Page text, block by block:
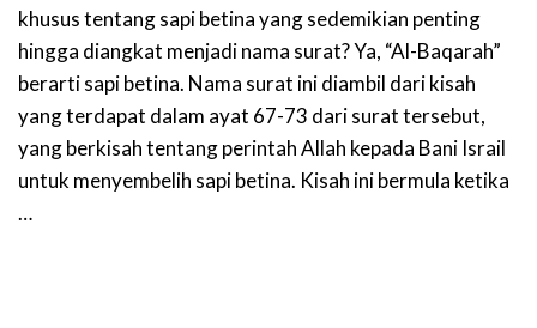
khusus tentang sapi betina yang sedemikian penting
hingga diangkat menjadi nama surat? Ya, “Al-Baqarah”
berarti sapi betina. Nama surat ini diambil dari kisah
yang terdapat dalam ayat 67-73 dari surat tersebut,
yang berkisah tentang perintah Allah kepada Bani Israil
untuk menyembelih sapi betina. Kisah ini bermula ketika
…